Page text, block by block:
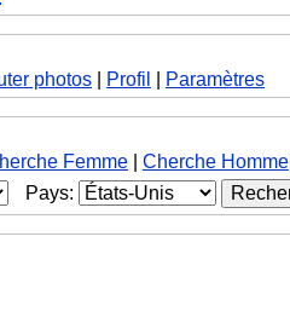
photos Profil Paramètres
Femme Cherche Homme
Pays: